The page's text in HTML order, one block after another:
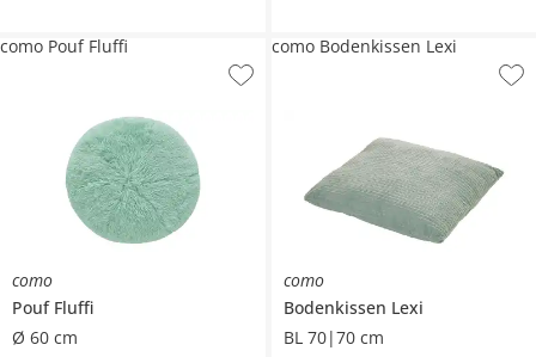
como
Pouf Fluffi
Ø 60 cm
como Pouf Fluffi
como
Bodenkissen Lexi
BL 70|70 cm
como Bodenkissen Lexi